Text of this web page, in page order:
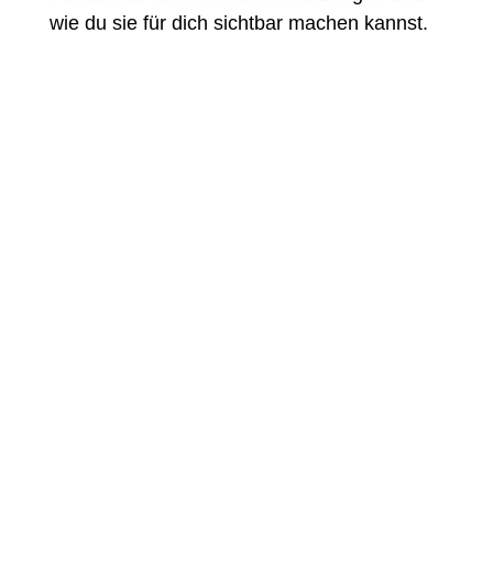
wie du sie für dich sichtbar machen kannst.